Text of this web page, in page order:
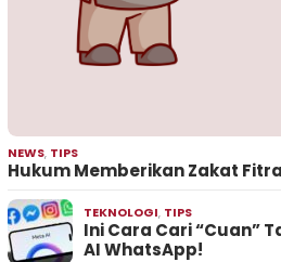
NEWS, TIPS
Hukum Memberikan Zakat
TEKNOLOGI, TIPS
Ini Cara Cari “Cuan”
AI WhatsApp!